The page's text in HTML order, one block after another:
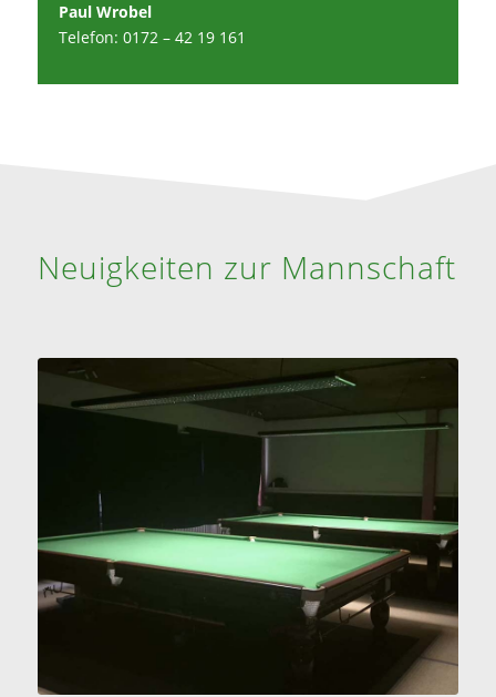
Paul Wrobel
Telefon: 0172 – 42 19 161
Neuigkeiten zur Mannschaft